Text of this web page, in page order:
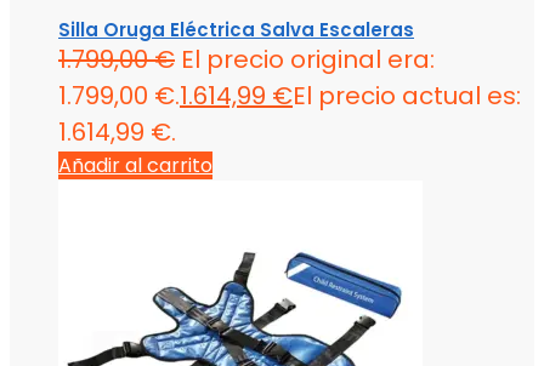
Silla Oruga Eléctrica Salva Escaleras
1.799,00€ El precio original era:
1.799,00 €.1.614,99 €El precio actual es:
1.614,99 €.
Añadir al carrito